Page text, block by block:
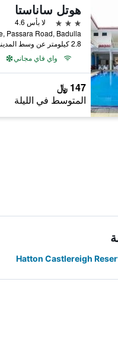
هوتل ساناستا
3 نجوم
لا بأس 4.6
2.8 كيلومتر عن وسط المدينة
واي فاي مجاني
147 ﷼
المتوسط في الليلة